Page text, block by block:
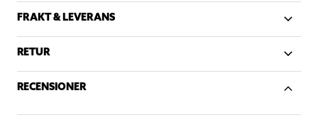
FRAKT & LEVERANS
RETUR
RECENSIONER